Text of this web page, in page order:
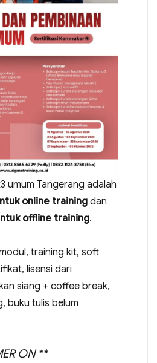
umum Tangerang adalah
online trainingdan
offline training.
training kit, soft
lisensi dari
siang + coffee break,
buku tulis belum
ON **